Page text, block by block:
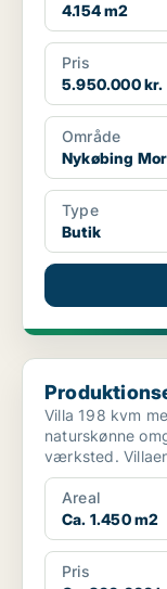
4.154 m2
Pris
5.950.000 kr.
Område
Nykøbing
Type
Butik
Villa 198 kvm med
naturskønne
værksted.
...
Areal
Ca. 1.450 m2
Pris